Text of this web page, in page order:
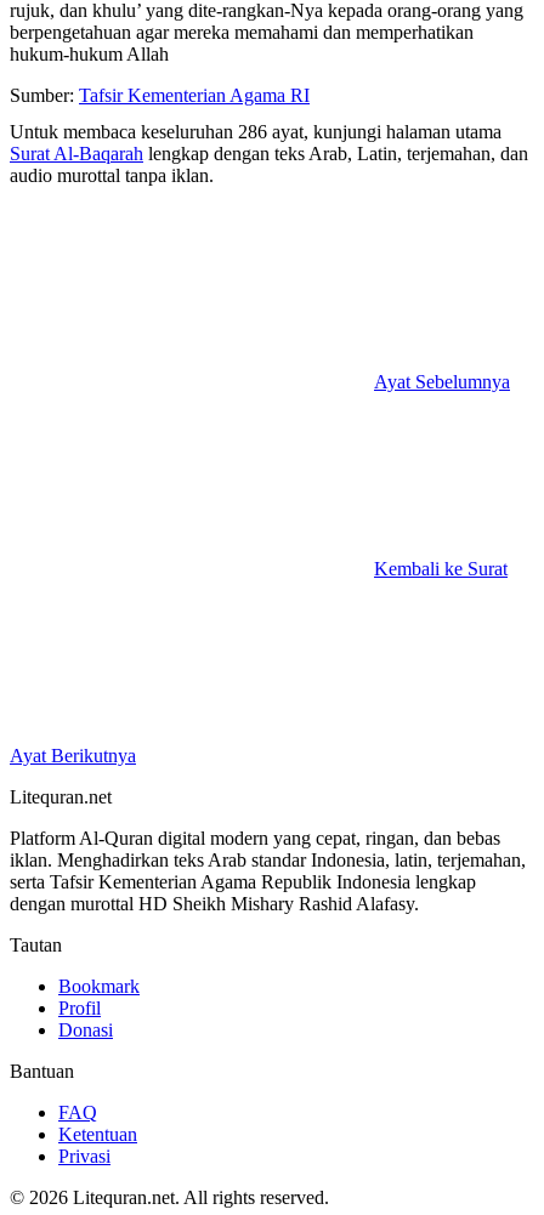
rujuk, dan khulu’ yang dite-rangkan-Nya kepada orang-orang yang
berpengetahuan agar mereka memahami dan memperhatikan
hukum-hukum Allah
Sumber: Tafsir Kementerian Agama RI
Untuk membaca keseluruhan 286 ayat, kunjungi halaman utama
Surat Al-Baqarah lengkap dengan teks Arab, Latin, terjemahan, dan
audio murottal tanpa iklan.
Ayat Sebelumnya
Kembali ke Surat
Ayat Berikutnya
Litequran.net
Platform Al-Quran digital modern yang cepat, ringan, dan bebas
iklan. Menghadirkan teks Arab standar Indonesia, latin, terjemahan,
serta Tafsir Kementerian Agama Republik Indonesia lengkap
dengan murottal HD Sheikh Mishary Rashid Alafasy.
Tautan
Bookmark
Profil
Donasi
Bantuan
FAQ
Ketentuan
Privasi
© 2026 Litequran.net. All rights reserved.